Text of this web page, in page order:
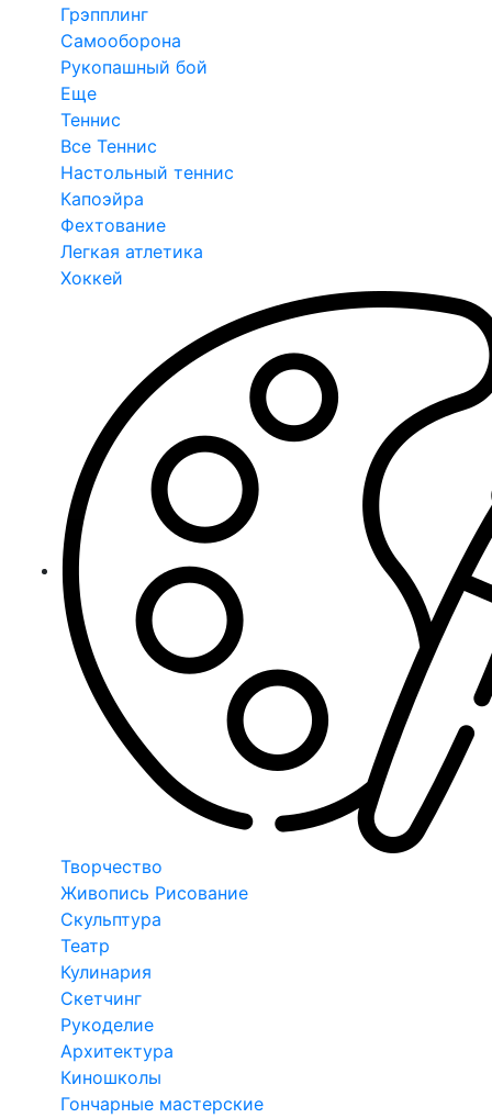
Грэпплинг
Самооборона
Рукопашный бой
Еще
Теннис
Все Теннис
Настольный теннис
Капоэйра
Фехтование
Легкая атлетика
Хоккей
Творчество
Живопись Рисование
Скульптура
Театр
Кулинария
Скетчинг
Рукоделие
Архитектура
Киношколы
Гончарные мастерские